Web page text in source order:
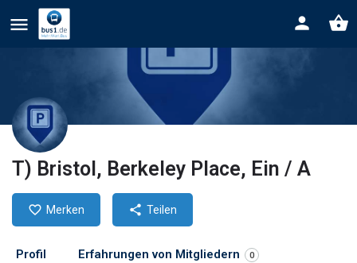
T) Bristol, Berkeley Place, Ein / A
Merken Teilen
Profil Erfahrungen von Mitgliedern 0